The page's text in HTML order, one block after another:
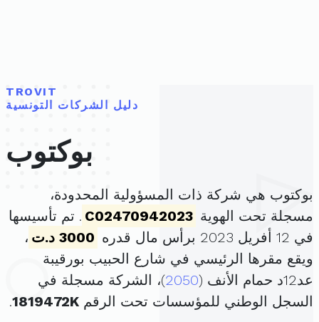
TROVIT
دليل الشركات التونسية
بوكتوب
بوكتوب هي شركة ذات المسؤولية المحدودة،
مسجلة تحت الهوية C02470942023 . تم تأسيسها
في 12 أفريل 2023 برأس مال قدره
3000 د.ت
،
ويقع مقرها الرئيسي في شارع الحبيب بورقيبة
عد12د حمام الأنف (
2050)، الشركة مسجلة في
السجل الوطني للمؤسسات تحت الرقم 1819472K
.